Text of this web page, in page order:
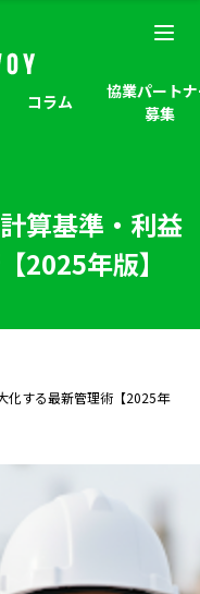
コラム
協業パート
募集
算基準・利益
2025年版】
化する最新管理術【2025年